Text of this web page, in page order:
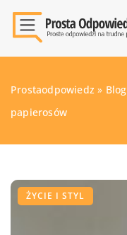
Prostaodpowiedz » Blog
papierosów
ŻYCIE I STYL